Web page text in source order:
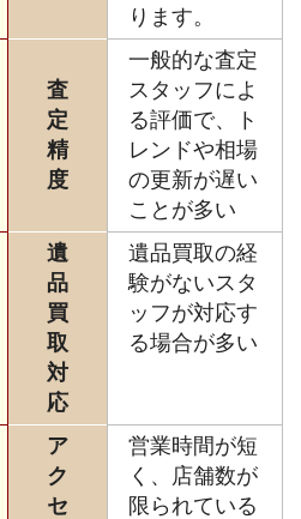
ります。
査
定
精
度
一般的な査定
スタッフによ
る評価で、ト
レンドや相場
の更新が遅い
ことが多い
遺
品
買
取
対
応
遺品買取の経
験がないスタ
ッフが対応す
る場合が多い
ア
ク
セ
営業時間が短
く、店舗数が
限られている